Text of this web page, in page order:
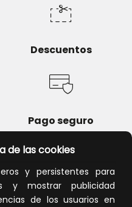
de las cookies
y persistentes para
y mostrar publicidad
de los usuarios en
Descuentos
Pago seguro